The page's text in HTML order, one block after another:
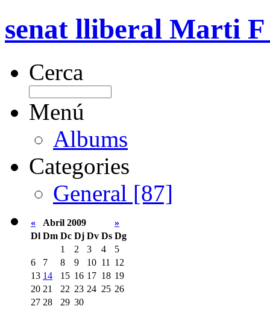
senat lliberal Marti
Cerca
Menú
Albums
Categories
General [87]
« Abril 2009
»
Dl Dm Dc Dj Dv Ds Dg
1
2 3 4
5
6
7 8 9 10 11
12
13 14 15 16 17 18 19
20 21 22 23 24 25 26
27 28 29 30